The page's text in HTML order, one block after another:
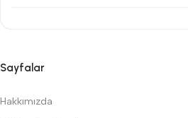
Sayfalar
Hakkımızda